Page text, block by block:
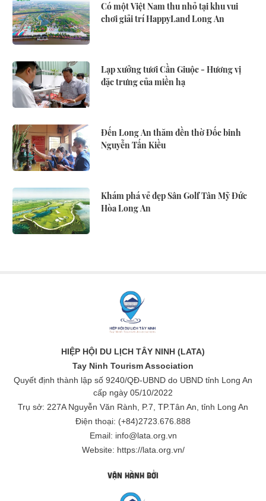
Có một Việt Nam thu nhỏ tại khu vui
chơi giải trí HappyLand Long An
Lạp xưởng tươi Cần Giuộc - Hương vị
đặc trưng của miền hạ
Đến Long An thăm đền thờ Đốc binh
Nguyễn Tấn Kiều
Khám phá vẻ đẹp Sân Golf Tân Mỹ Đức
Hòa Long An
HIỆP HỘI DU LỊCH TÂY NINH (LATA)
Tay Ninh Tourism Association
Quyết định thành lập số 9240/QĐ-UBND do UBND tỉnh Long An
cấp ngày 05/10/2022
Trụ sở: 227A Nguyễn Văn Rành, P.7, TP.Tân An, tỉnh Long An
Điện thoại: (+84)2723.676.888
Email: info@lata.org.vn
Website: https://lata.org.vn/
VẬN HÀNH BỞI